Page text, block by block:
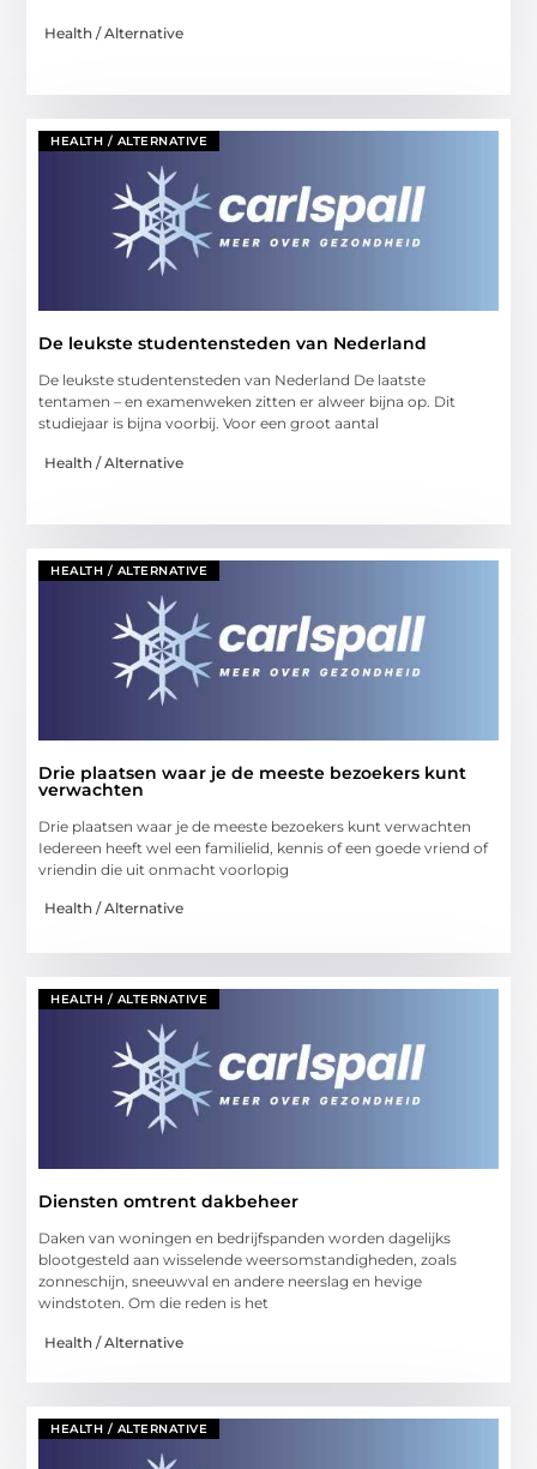
Health / Alternative
HEALTH / ALTERNATIVE
De leukste studentensteden van Nederland
De leukste studentensteden van Nederland De laatste
tentamen – en examenweken zitten er alweer bijna op. Dit
studiejaar is bijna voorbij. Voor een groot aantal
Health / Alternative
HEALTH / ALTERNATIVE
Drie plaatsen waar je de meeste bezoekers kunt
verwachten
Drie plaatsen waar je de meeste bezoekers kunt verwachten
Iedereen heeft wel een familielid, kennis of een goede vriend of
vriendin die uit onmacht voorlopig
Health / Alternative
HEALTH / ALTERNATIVE
Diensten omtrent dakbeheer
Daken van woningen en bedrijfspanden worden dagelijks
blootgesteld aan wisselende weersomstandigheden, zoals
zonneschijn, sneeuwval en andere neerslag en hevige
windstoten. Om die reden is het
Health / Alternative
HEALTH / ALTERNATIVE